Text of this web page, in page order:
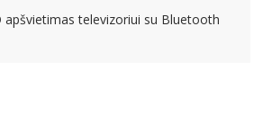
apšvietimas televizoriui su Bluetooth